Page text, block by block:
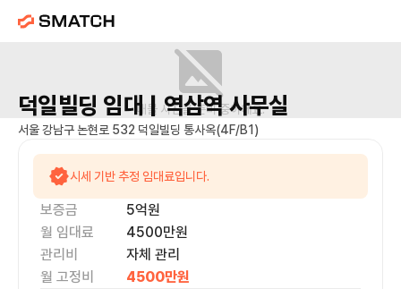
매물 사진을 준비 중이에요.
덕일빌딩 임대 | 역삼역사무실
서울 강남구 논현로 532 덕일빌딩 통사옥(4F/B1)
시세 기반 추정 임대료입니다.
보증금 5억원
월 임대료
4500만원
관리비
자체 관리
월 고정비
4500만원